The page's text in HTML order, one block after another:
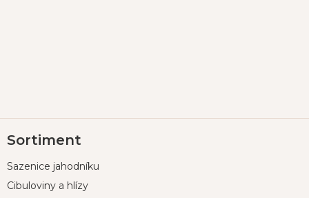
á
a
Sortiment
Sazenice jahodníku
Cibuloviny a hlízy